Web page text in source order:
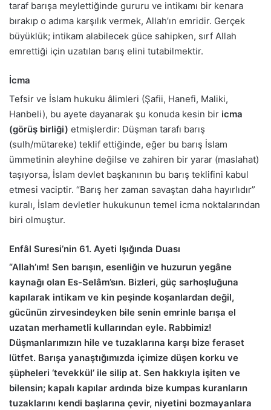
taraf barışa meylettiğinde gururu ve intikamı bir kenara
bırakıp o adıma karşılık vermek, Allah’ın emridir. Gerçek
büyüklük; intikam alabilecek güce sahipken, sırf Allah
emrettiği için uzatılan barış elini tutabilmektir.
İcma
Tefsir ve İslam hukuku âlimleri (Şafii, Hanefi, Maliki,
Hanbeli), bu ayete dayanarak şu konuda kesin bir icma
(görüş birliği) etmişlerdir: Düşman tarafı barış
(sulh/mütareke) teklif ettiğinde, eğer bu barış İslam
ümmetinin aleyhine değilse ve zahiren bir yarar (maslahat)
taşıyorsa, İslam devlet başkanının bu barış teklifini kabul
etmesi vaciptir. “Barış her zaman savaştan daha hayırlıdır”
kuralı, İslam devletler hukukunun temel icma noktalarından
biri olmuştur.
Enfâl Suresi’nin 61. Ayeti Işığında Duası
“Allah’ım! Sen barışın, esenliğin ve huzurun yegâne
kaynağı olan Es-Selâm’sın. Bizleri, güç sarhoşluğuna
kapılarak intikam ve kin peşinde koşanlardan değil,
gücünün zirvesindeyken bile senin emrinle barışa el
uzatan merhametli kullarından eyle. Rabbimiz!
Düşmanlarımızın hile ve tuzaklarına karşı bize feraset
lütfet. Barışa yanaştığımızda içimize düşen korku ve
şüpheleri ‘tevekkül’ ile silip at. Sen hakkıyla işiten ve
bilensin; kapalı kapılar ardında bize kumpas kuranların
tuzaklarını kendi başlarına çevir, niyetini bozmayanlara